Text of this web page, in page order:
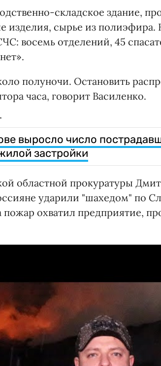
складское здание,
изделия, сырье из полиэфира.
восемь отделений, 45
полуночи. Остановить
часа, говорит Василенко.
выросло число
застройки
областной прокуратуры
ударили "шахедом" по
пожар охватил предприятие,